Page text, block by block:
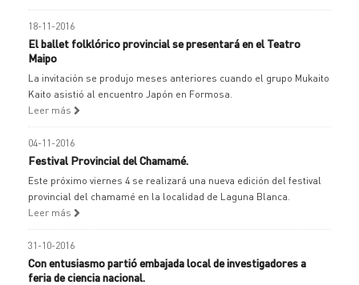
18-11-2016
El ballet folklórico provincial se presentará en el Teatro
Maipo
La invitación se produjo meses anteriores cuando el grupo Mukaito
Kaito asistió al encuentro Japón en Formosa.
Leer más
04-11-2016
Festival Provincial del Chamamé.
Este próximo viernes 4 se realizará una nueva edición del festival
provincial del chamamé en la localidad de Laguna Blanca.
Leer más
31-10-2016
Con entusiasmo partió embajada local de investigadores a
feria de ciencia nacional.